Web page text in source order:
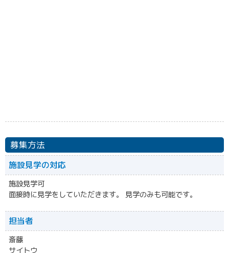
募集方法
施設見学の対応
施設見学可
面接時に見学をしていただきます。 見学のみも可能です。
担当者
斎藤
サイトウ